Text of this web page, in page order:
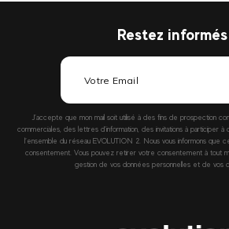
Restez
J’accepte que mon mail soit utilisé à des fins de prospection
commerciales, des lettres d’information, des invitations à participer
l’ensemble du réseau EVOLUTION 2. Nous vous informons que
consentement. Vous pouvez retirer votre consentement à tout
gestion de vos données personnelles et de vos